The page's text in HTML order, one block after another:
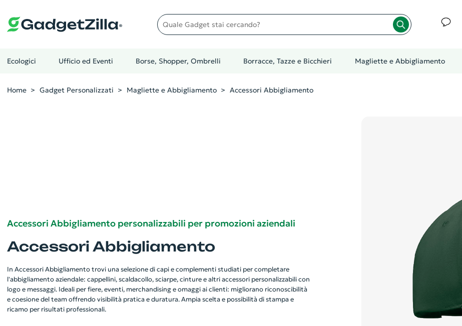
Quale gadget stai cercando?
Ecologici Ufficio ed Eventi Borse, Shopper, Ombrelli Borracce, Tazze e Bicchieri Magliette e Abbigliamento
Home Gadget Personalizzati Magliette e Abbigliamento Accessori Abbigliamento
Accessori Abbigliamento personalizzabili per promozioni aziendali
Accessori Abbigliamento
In Accessori Abbigliamento trovi una selezione di capi e complementi studiati per completare
l'abbigliamento aziendale: cappellini, scaldacollo, sciarpe, cinture e altri accessori personalizzabili con
logo e messaggi. Ideali per fiere, eventi, merchandising e omaggi ai clienti: migliorano riconoscibilità
e coesione del team offrendo visibilità pratica e duratura. Ampia scelta e possibilità di stampa e
ricamo per risultati professionali.